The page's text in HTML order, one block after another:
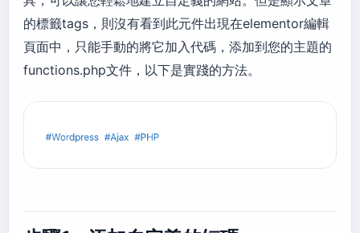
的標籤tags，則沒有看到此元件出現在elementor編輯
頁面中，只能手動的將它加入代碼，添加到您的主題的
functions.php文件，以下是實踐的方法。